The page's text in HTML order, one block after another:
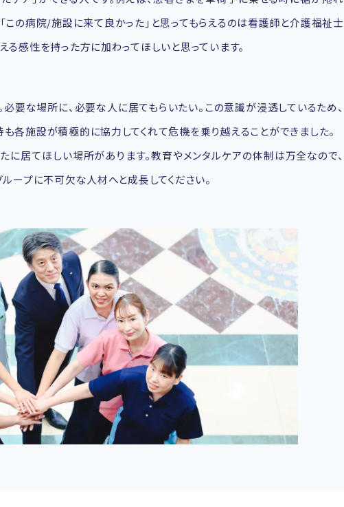
この病院/施設に来て良かった」と思ってもらえるのは看護師と介護福祉士
感性を持った方に加わってほしいと思っています。
要な場所に、必要な人に居てもらいたい。この意識が浸透しているため、
各施設が積極的に協力してくれて危機を乗り越えることができました。
に居てほしい場所があります。教育やメンタルケアの体制は万全なので、
ープに不可欠な人材へと成長してください。